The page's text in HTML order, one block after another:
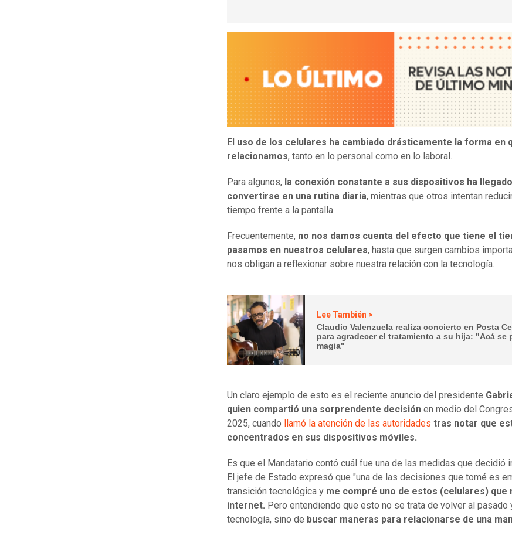
El uso de los celulares ha cambiado drásticamente la forma en
relacionamos, tanto en lo personal como en lo laboral.
Para algunos, la conexión constante a sus dispositivos ha
convertirse en una rutina diaria, mientras que otros intentan
tiempo frente a la pantalla.
Frecuentemente, no nos damos cuenta del efecto que tiene el
pasamos en nuestros celulares, hasta que surgen cambios
nos obligan a reflexionar sobre nuestra relación con la tecnología.
Lee También >
Claudio Valenzuela realiza concierto en Posta
para agradecer el tratamiento a su hija: "Acá se
magia"
Un claro ejemplo de esto es el reciente anuncio del presidente
quien compartió una sorprendente decisión en medio del
2025, cuando
llamó la atención de las autoridades tras notar que
concentrados en sus dispositivos móviles.
Es que el Mandatario contó cuál fue una de las medidas que decidió
El jefe de Estado expresó que "una de las decisiones que tomé es
transición tecnológica y me compré uno de estos (celulares) que
internet. Pero entendiendo que esto no se trata de volver al pasado
tecnología, sino de buscar maneras para relacionarse de una